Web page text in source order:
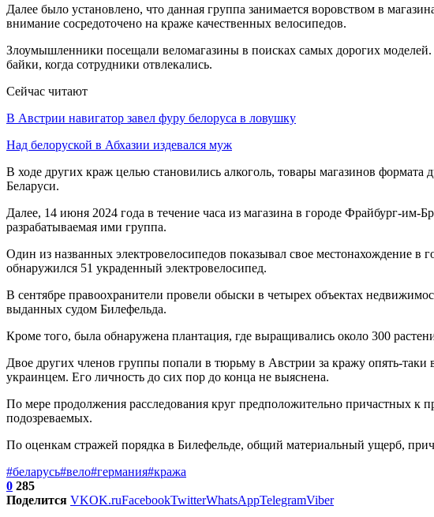
Далее было установлено, что данная группа занимается воровством в
внимание сосредоточено на краже качественных велосипедов.
Злоумышленники посещали веломагазины в поисках самых дорогих моделей.
байки, когда сотрудники отвлекались.
Сейчас читают
В Австрии навигатор завел фуру белоруса в ловушку
Над белоруской в Абхазии издевался муж
В ходе других краж целью становились алкоголь, товары магазинов
Беларуси.
Далее, 14 июня 2024 года в течение часа из магазина в городе Фрайбург-им-
разрабатываемая ими группа.
Один из названных электровелосипедов показывал свое местонахождение в
обнаружился 51 украденный электровелосипед.
В сентябре правоохранители провели обыски в четырех объектах
выданных судом Билефельда.
Кроме того, была обнаружена плантация, где выращивались около 300
Двое других членов группы попали в тюрьму в Австрии за кражу опять-
украинцем. Его личность до сих пор до конца не выяснена.
По мере продолжения расследования круг предположительно причастных к
подозреваемых.
По оценкам стражей порядка в Билефельде, общий материальный ущерб,
#беларусь#вело#германия#кража
0 285
Поделится VKOK.ruFacebookTwitterWhatsAppTelegramViber